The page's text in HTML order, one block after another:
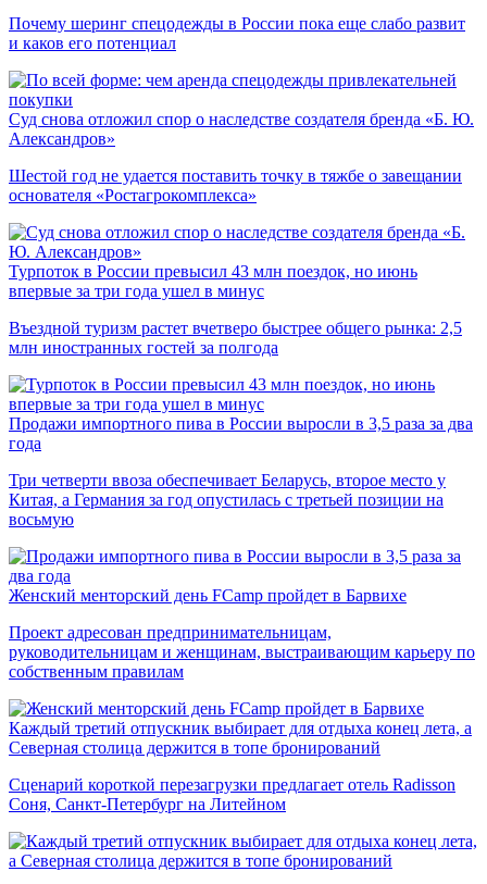
Почему шеринг спецодежды в России пока еще слабо развит
и каков его потенциал
Суд снова отложил спор о наследстве создателя бренда «Б. Ю.
Александров»
Шестой год не удается поставить точку в тяжбе о завещании
основателя «Ростагрокомплекса»
Турпоток в России превысил 43 млн поездок, но июнь
впервые за три года ушел в минус
Въездной туризм растет вчетверо быстрее общего рынка: 2,5
млн иностранных гостей за полгода
Продажи импортного пива в России выросли в 3,5 раза за два
года
Три четверти ввоза обеспечивает Беларусь, второе место у
Китая, а Германия за год опустилась с третьей позиции на
восьмую
Женский менторский день FCamp пройдет в Барвихе
Проект адресован предпринимательницам,
руководительницам и женщинам, выстраивающим карьеру по
собственным правилам
Каждый третий отпускник выбирает для отдыха конец лета, а
Северная столица держится в топе бронирований
Сценарий короткой перезагрузки предлагает отель Radisson
Соня, Санкт-Петербург на Литейном